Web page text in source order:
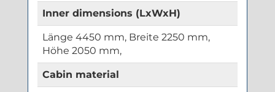
Inner dimensions (LxWxH)
Länge 4450 mm, Breite 2250 mm,
Höhe 2050 mm,
Cabin material